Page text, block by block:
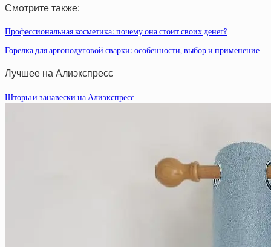
Смотрите также:
Профессиональная косметика: почему она стоит своих денег?
Горелка для аргонодуговой сварки: особенности, выбор и применение
Лучшее на Алиэкспресс
Шторы и занавески на Алиэкспресс